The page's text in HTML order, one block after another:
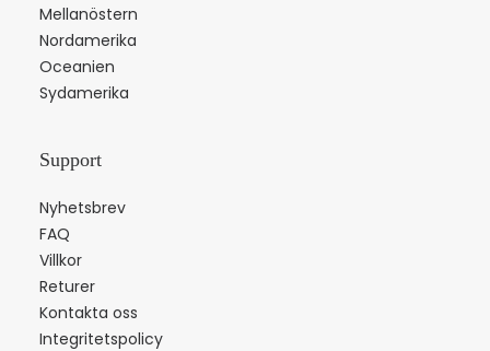
Mellanöstern
Nordamerika
Oceanien
Sydamerika
Support
Nyhetsbrev
FAQ
Villkor
Returer
Kontakta oss
Integritetspolicy